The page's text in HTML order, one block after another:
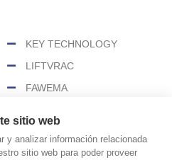
KEY TECHNOLOGY
LIFTVRAC
FAWEMA
sitio web
y analizar información relacionada
sitio web para poder proveer